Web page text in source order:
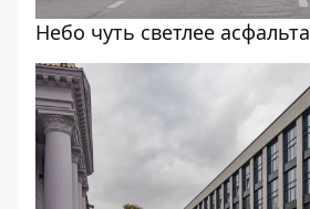
Небо чуть светлее асфальта